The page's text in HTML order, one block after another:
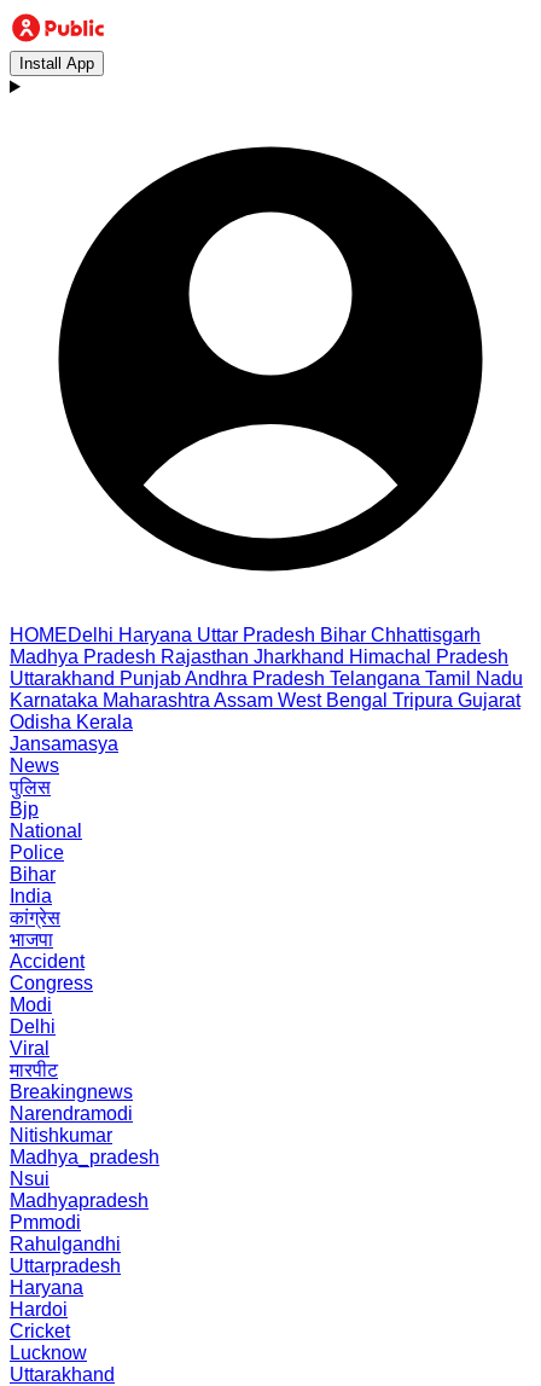
Install App
HOMEDelhi Haryana Uttar Pradesh Bihar Chhattisgarh
Madhya Pradesh Rajasthan Jharkhand Himachal Pradesh
Uttarakhand PunjabAndhra Pradesh Telangana Tamil Nadu
Karnataka Maharashtra Assam West Bengal Tripura Gujarat
Odisha Kerala
Jansamasya
News
पुलिस
Bjp
National
Police
Bihar
India
कांग्रेस
भाजपा
Accident
Congress
Modi
Delhi
Viral
मारपीट
Breakingnews
Narendramodi
Nitishkumar
Madhya_pradesh
Nsui
Madhyapradesh
Pmmodi
Rahulgandhi
Uttarpradesh
Haryana
Hardoi
Cricket
Lucknow
Uttarakhand